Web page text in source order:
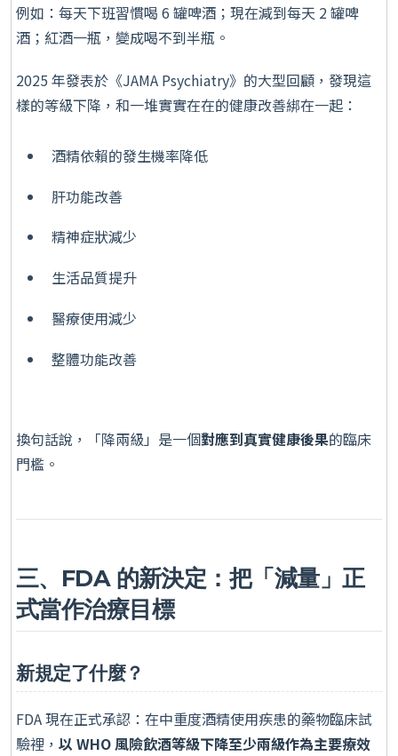
例如：每天下班習慣喝 6 罐啤酒；現在減到每天 2 罐啤
酒；紅酒一瓶，變成喝不到半瓶。
2025 年發表於《JAMA Psychiatry》的大型回顧，發現這
樣的等級下降，和一堆實實在在的健康改善綁在一起：
酒精依賴的發生機率降低
肝功能改善
精神症狀減少
生活品質提升
醫療使用減少
整體功能改善
換句話說，「降兩級」是一個對應到真實健康後果的臨床
門檻。
三、FDA 的新決定：把「減量」正
式當作治療目標
新規定了什麼？
FDA 現在正式承認：在中重度酒精使用疾患的藥物臨床試
驗裡， 以 WHO 風險飲酒等級下降至少兩級作為主要療效